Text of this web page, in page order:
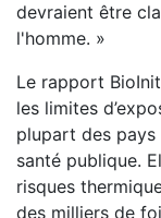
devraient être
l'homme. »
Le rapport
les limites
plupart des
santé publique.
risques
des milliers de